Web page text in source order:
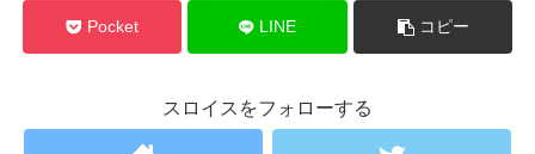
Pocket LINE コピー
スロイスをフォローする